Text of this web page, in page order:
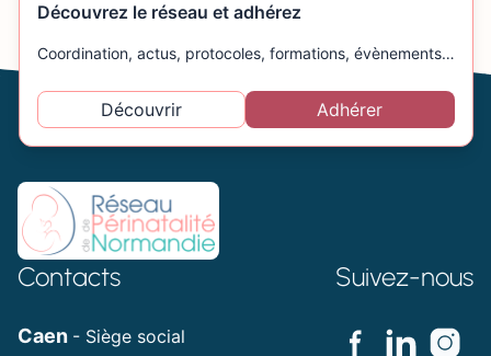
Découvrez le réseau et adhérez
Coordination, actus, protocoles, formations, évènements…
Découvrir Adhérer
Contacts
Caen - Siège social
Suivez-nous